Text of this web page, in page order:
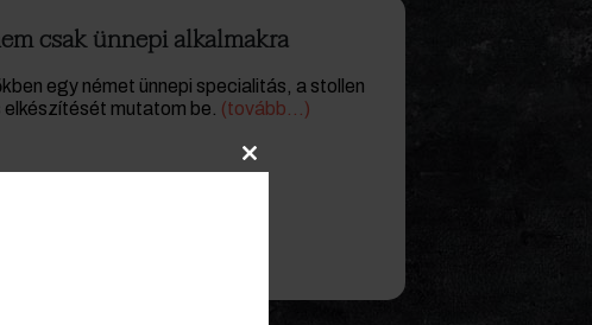
csak ünnepi alkalmakra
egy német ünnepi specialitás, a stollen
mutatom be. (tovább…)
Close